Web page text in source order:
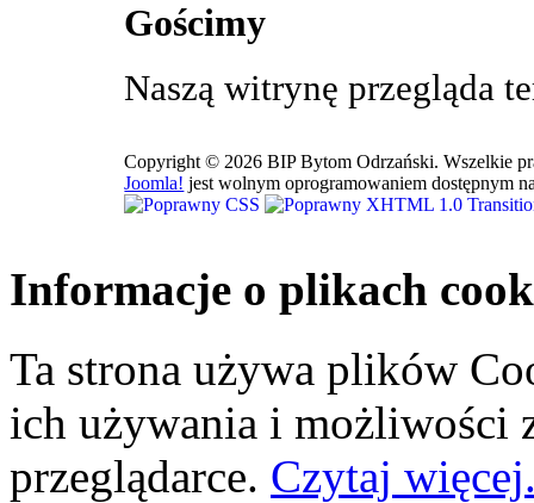
Gościmy
Naszą witrynę przegląda
Copyright © 2026 BIP Bytom Odrzański. Wszelkie
Joomla! jest wolnym oprogramowaniem dostępnym
Informacje o plikach
Ta strona używa plików
ich używania i możliwości
przeglądarce. Czytaj